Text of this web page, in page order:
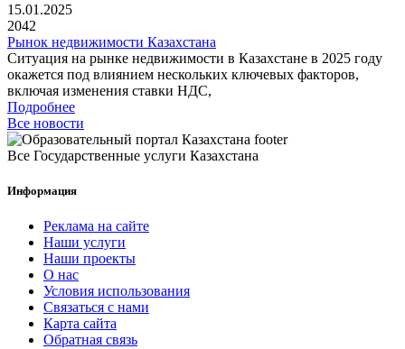
15.01.2025
2042
Рынок недвижимости Казахстана
Ситуация на рынке недвижимости в Казахстане в 2025 году
окажется под влиянием нескольких ключевых факторов,
включая изменения ставки НДС,
Подробнее
Все новости
Все Государственные услуги Казахстана
Информация
Реклама на сайте
Наши услуги
Наши проекты
О нас
Условия использования
Связаться с нами
Карта сайта
Обратная связь